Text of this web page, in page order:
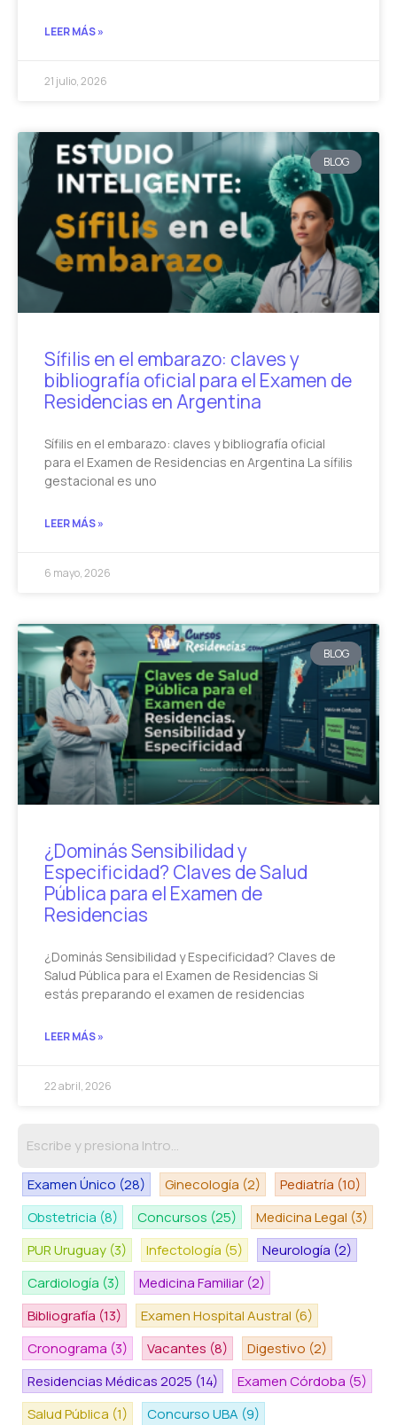
LEER MÁS »
21 julio, 2026
BLOG
Sífilis en el embarazo: claves y
bibliografía oficial para el Examen de
Residencias en Argentina
Sífilis en el embarazo: claves y bibliografía oficial
para el Examen de Residencias en Argentina La sífilis
gestacional es uno
LEER MÁS »
6 mayo, 2026
BLOG
¿Dominás Sensibilidad y
Especificidad? Claves de Salud
Pública para el Examen de
Residencias
¿Dominás Sensibilidad y Especificidad? Claves de
Salud Pública para el Examen de Residencias Si
estás preparando el examen de residencias
LEER MÁS »
22 abril, 2026
Examen Único (28) Ginecología (2) Pediatría (10)
Obstetricia (8) Concursos (25) Medicina Legal (3)
PUR Uruguay (3) Infectología (5) Neurología (2)
Cardiología (3) Medicina Familiar (2)
Bibliografía (13) Examen Hospital Austral (6)
Cronograma (3) Vacantes (8) Digestivo (2)
Residencias Médicas 2025 (14) Examen Córdoba (5)
Salud Pública (1) Concurso UBA (9)